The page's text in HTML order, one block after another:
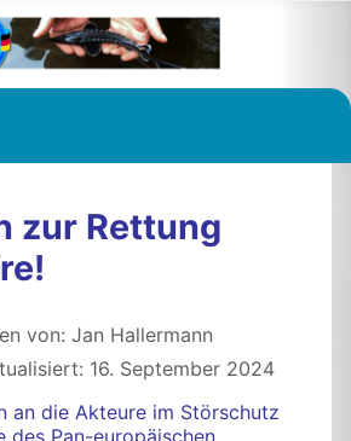
zur Rettung
von: Jan Hallermann
16. September 2024
an die Akteure im Störschutz
des Pan-europäischen